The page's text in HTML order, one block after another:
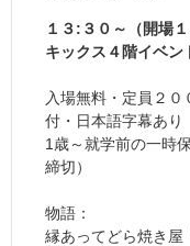
１３:３０～（開場
キックス４階イベン
入場無料・定員２
付・日本語字幕あり
1歳～就学前の一時
締切）
物語：
縁あってどら焼き屋